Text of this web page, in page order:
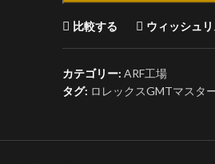
比較する ウィッシュ
カテゴリー: ARF工場
タグ: ロレックスGMTマスタ